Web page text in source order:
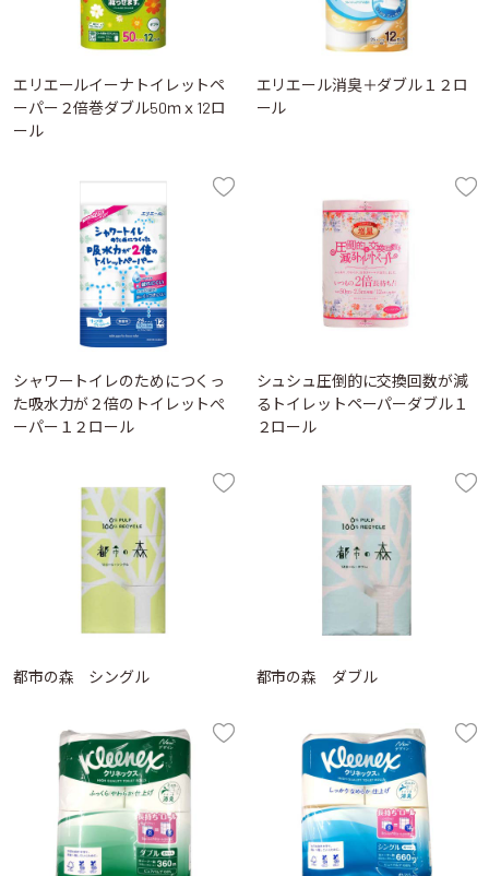
エリエールイーナトイレットペ
ーパー２倍巻ダブル50ｍｘ12ロ
ール
エリエール消臭＋ダブル１２ロ
ール
シャワートイレのためにつくっ
た吸水力が２倍のトイレットぺ
ーパー１２ロール
シュシュ圧倒的に交換回数が減
るトイレットペーパーダブル１
２ロール
都市の森 シングル 都市の森 ダブル